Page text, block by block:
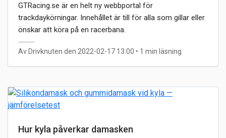
Av Drivknuten den 2022-02-17 13:00 • 1 min läsning
GTRacing.se är en helt ny webbportal för
trackdaykörningar. Innehållet är till för alla som gillar eller
önskar att köra på en racerbana.
Hur kyla påverkar damasken